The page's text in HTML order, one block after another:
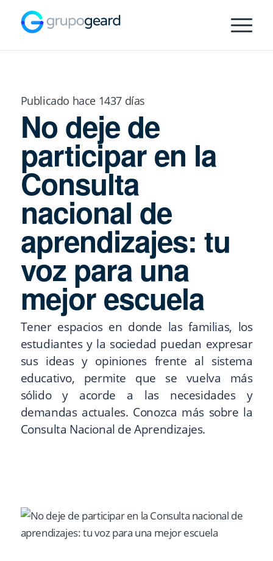
Publicado hace 1437 días
No deje de
participar en la
Consulta
nacional de
aprendizajes: tu
voz para una
mejor escuela
Tener espacios en donde las familias, los
estudiantes y la sociedad puedan expresar
sus ideas y opiniones frente al sistema
educativo, permite que se vuelva más
sólido y acorde a las necesidades y
demandas actuales. Conozca más sobre la
Consulta Nacional de Aprendizajes.